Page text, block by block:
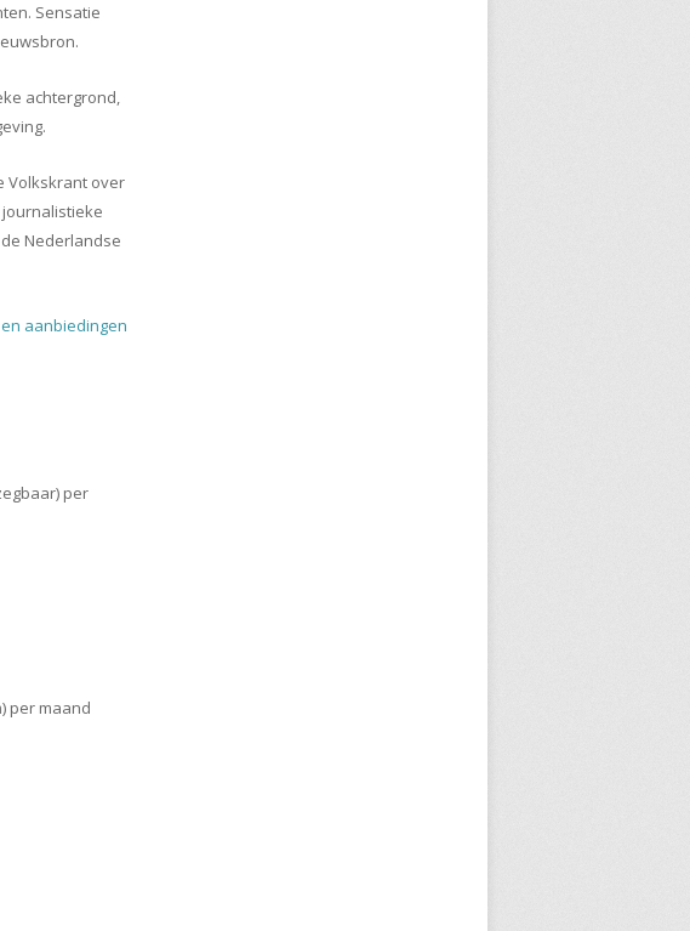
Sensatie
achtergrond,
Volkskrant over
Nederlandse
aanbiedingen
per
per maand